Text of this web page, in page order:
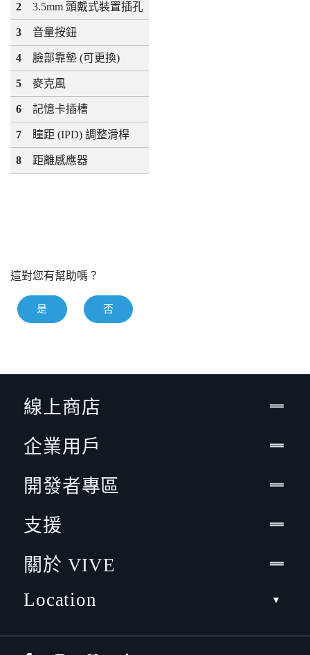
2 3.5mm 頭戴式裝置插孔
3 音量按鈕
4 臉部靠墊 (可更換)
5 麥克風
6 記憶卡插槽
7 瞳距 (IPD) 調整滑桿
8 距離感應器
這對您有幫助嗎？
是 否
線上商店
企業用戶
開發者專區
支援
關於 VIVE
Location